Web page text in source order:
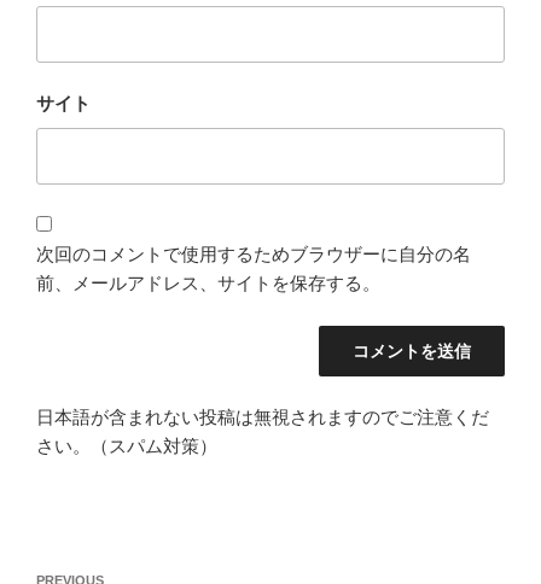
サイト
次回のコメントで使用するためブラウザーに自分の名
前、メールアドレス、サイトを保存する。
日本語が含まれない投稿は無視されますのでご注意くだ
さい。（スパム対策）
PREVIOUS